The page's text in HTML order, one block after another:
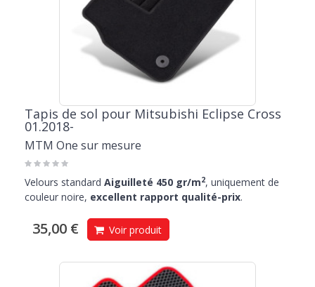
Tapis de sol pour Mitsubishi Eclipse Cross
01.2018-
MTM One sur mesure
Velours standard Aiguilleté 450 gr/m2, uniquement de
couleur noire, excellent rapport qualité-prix.
35,00 € Voir produit